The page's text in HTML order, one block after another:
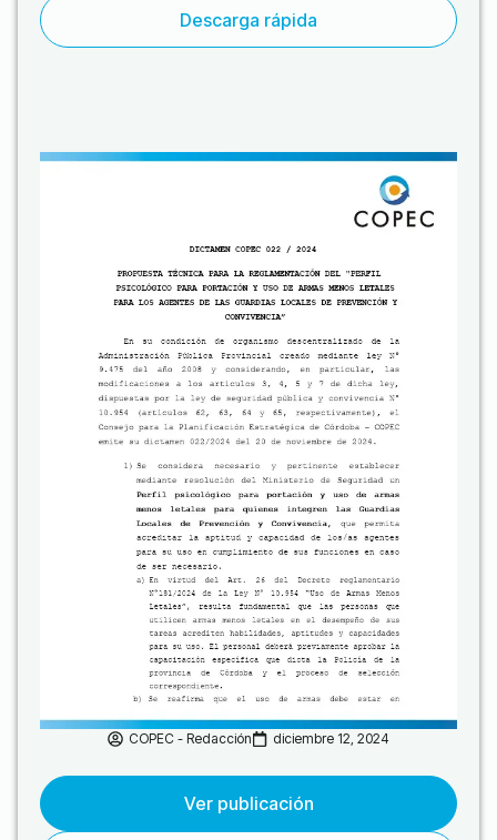
Descarga rápida
COPEC - Redacción diciembre 12, 2024
Ver publicación